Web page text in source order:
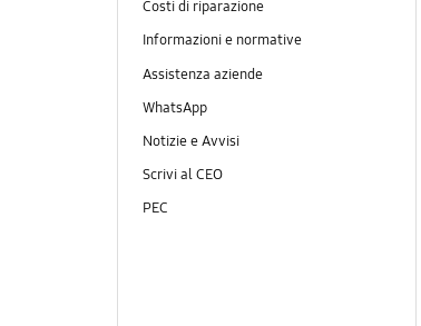
Costi di riparazione
Informazioni e normative
Assistenza aziende
WhatsApp
Notizie e Avvisi
Scrivi al CEO
PEC